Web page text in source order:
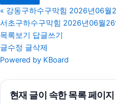
« 강동구하수구막힘 2026년06월
서초구하수구막힘 2026년06월
목록보기 답글쓰기
글수정 글삭제
Powered by KBoard
현재 글이 속한 목록 페이지